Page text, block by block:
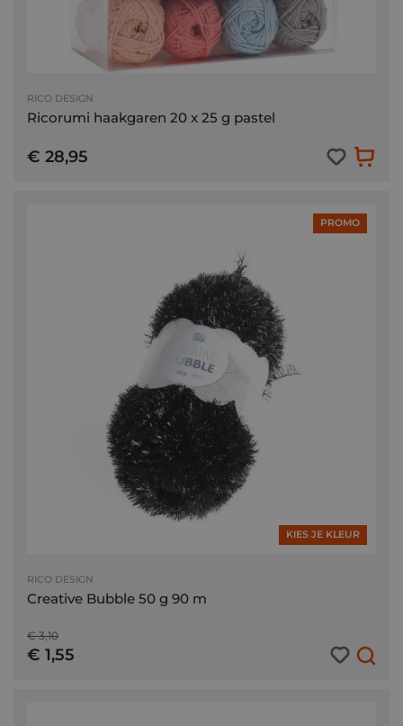
RICO DESIGN
Ricorumi haakgaren 20 x 25 g pastel
€ 28,95
PROMO
KIES JE KLEUR
RICO DESIGN
Creative Bubble 50 g 90 m
€ 3,10
€ 1,55